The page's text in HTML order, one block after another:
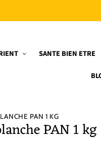
SANTE BIEN ETRE
PAN 1 KG
PAN 1 kg